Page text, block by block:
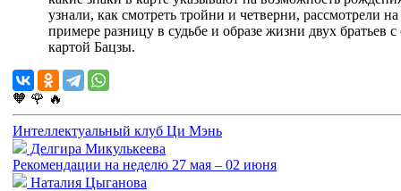
узнали, как смотреть тройни и четверни, рассмотрели
примере разницу в судьбе и образе жизни двух братьев
картой Бацзы.
🧡 🌹 🔥
Интеллектуальный клуб Ци Мэнь
Делгира Микулькеева
Рекомендации на неделю 27 мая – 02 июня
Наталия Цыганова